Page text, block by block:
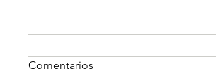
Comentarios